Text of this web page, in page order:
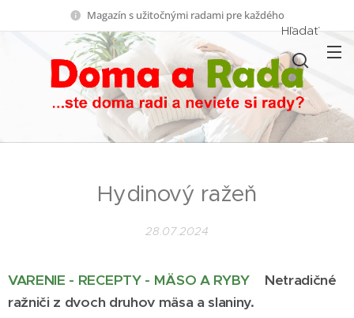
Magazín s užitočnými radami pre každého
Hľadať
Hydinový ražeň
28.07.2024
VARENIE - RECEPTY - MÄSO A RYBY
Netradičné
ražniči z dvoch druhov mäsa a slaniny.